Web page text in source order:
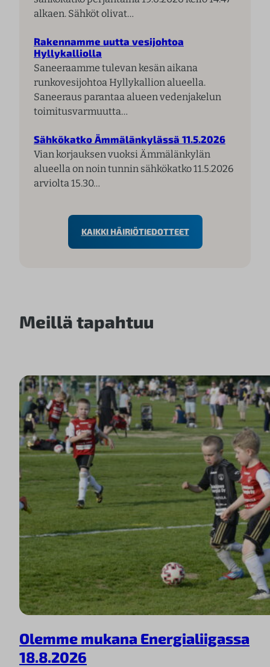
alkaen. Sähköt olivat…
Rakennamme uutta vesijohtoa
Hyllykalliolla
Saneeraamme tulevan kesän aikana
runkovesijohtoa Hyllykallion alueella.
Saneeraus parantaa alueen vedenjakelun
toimitusvarmuutta…
Sähkökatko Ämmälänkylässä 11.5.2026
Vian korjauksen vuoksi Ämmälänkylän
alueella on noin tunnin sähkökatko 11.5.2026
arviolta 15.30…
KAIKKI HÄIRIÖTIEDOTTEET
Meillä tapahtuu
Olemme mukana Energialiigassa
18.8.2026